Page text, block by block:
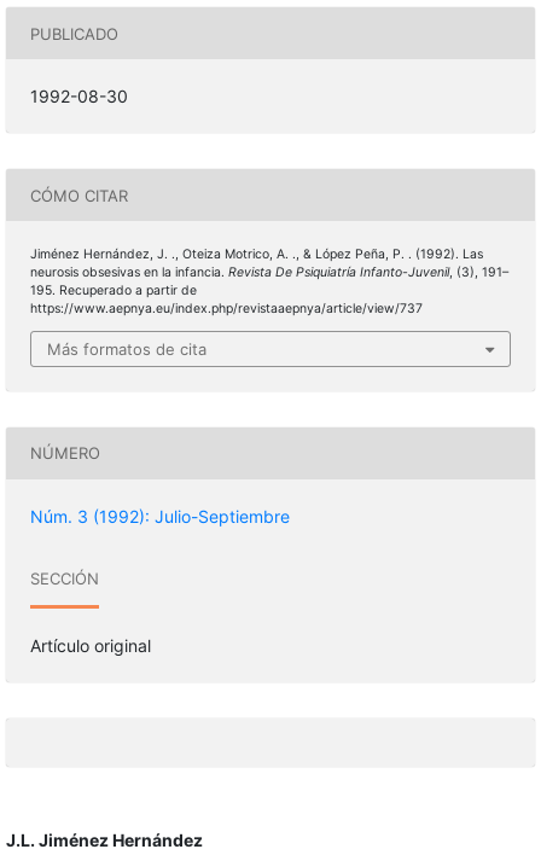
PUBLICADO
1992-08-30
CÓMO CITAR
Jiménez Hernández, J. ., Oteiza Motrico, A. ., & López Peña, P. . (1992). Las
neurosis obsesivas en la infancia. Revista De Psiquiatría Infanto-Juvenil, (3), 191–
195. Recuperado a partir de
https://www.aepnya.eu/index.php/revistaaepnya/article/view/737
Más formatos de cita
NÚMERO
Núm. 3 (1992): Julio-Septiembre
SECCIÓN
Artículo original
J.L. Jiménez Hernández